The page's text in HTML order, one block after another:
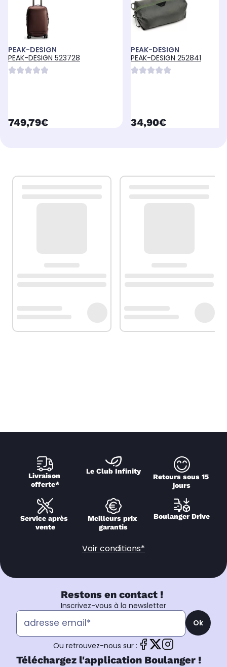
PEAK-DESIGN
PEAK-DESIGN 523728
currentPrice
749,79€
PEAK-DESIGN
PEAK-DESIGN 252841
currentPrice
34,90€
Livraison
offerte*
Le Club Infinity
Retours sous 15
jours
Service après
vente
Meilleurs prix
garantis
Boulanger Drive
Voir conditions*
Restons en contact !
Inscrivez-vous à la newsletter
Ok
Ou retrouvez-nous sur :
Téléchargez l'application Boulanger !